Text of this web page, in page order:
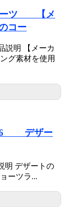
ーツ 【メ
コー
説明 【メーカ
グ素材を使用
デザー
デザートの
ーツラ...